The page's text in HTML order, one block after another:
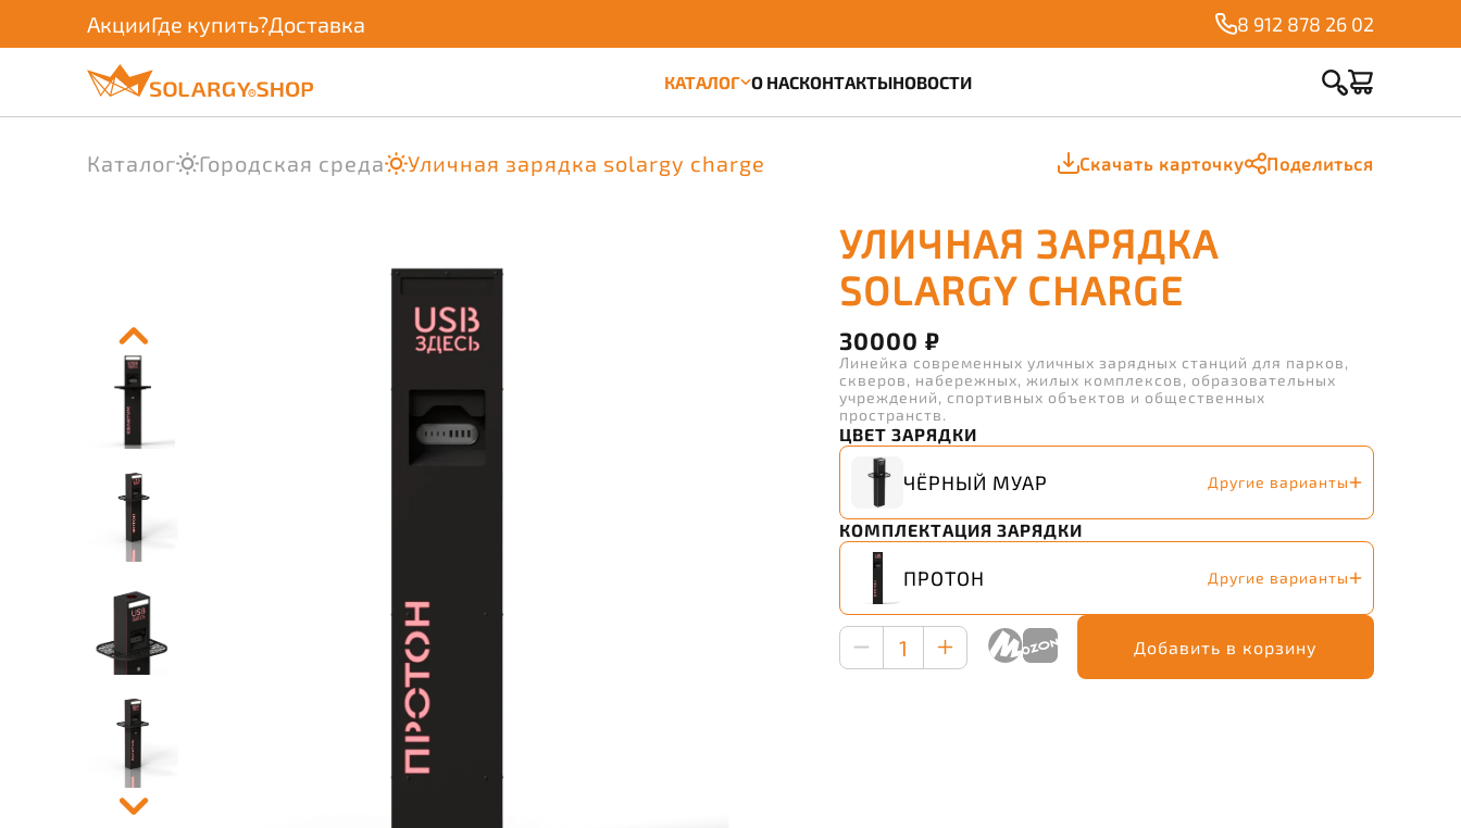
АкцииГде купить?Доставка 8 912 878 26 02
КАТАЛОГ О НАСКОНТАКТЫНОВОСТИ
Каталог Городская среда Уличная зарядка solargy charge Скачать карточку Поделиться
УЛИЧНАЯ ЗАРЯДКА
SOLARGY CHARGE
30000 ₽
Линейка современных уличных зарядных станций для парков,
скверов, набережных, жилых комплексов, образовательных
учреждений, спортивных объектов и общественных
пространств.
ЦВЕТ ЗАРЯДКИ
ЧЁРНЫЙ МУАР Другие варианты
КОМПЛЕКТАЦИЯ ЗАРЯДКИ
ПРОТОН Другие варианты
1 Добавить в корзину